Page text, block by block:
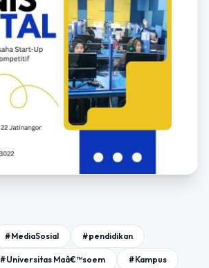
#MediaSosial #pendidikan
#Universitas Maâ€™soem #Kampus